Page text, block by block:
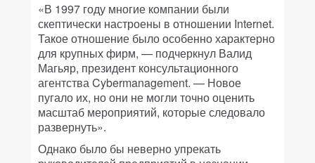
«В 1997 году многие компании были
скептически настроены в отношении Internet.
Такое отношение было особенно характерно
для крупных фирм, — подчеркнул Валид
Магьяр, президент консультационного
агентства Cybermanagement. — Новое
пугало их, но они не могли точно оценить
масштаб мероприятий, которые следовало
развернуть».
Однако было бы неверно упрекать